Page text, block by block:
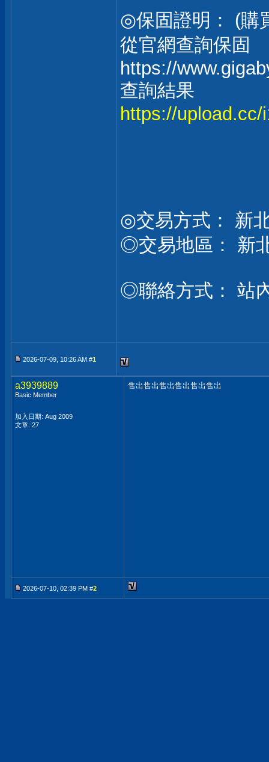
◎保固證明： (購
從官網查詢保固
https://
查詢結果
https://
◎交易方式： 新
◎交易地區： 新
◎聯絡方式： 站
2026-07-09, 10:26 AM #1
a3939889
Basic Member
加入日期: Aug 2009
文章: 27
售出售出售出售出售出售出
2026-07-10, 02:39 PM #2